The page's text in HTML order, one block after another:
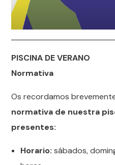
PISCINA DE VERANO
Normativa
Os recordamos
normativa de nuestra
presentes:
Horario: sábados,